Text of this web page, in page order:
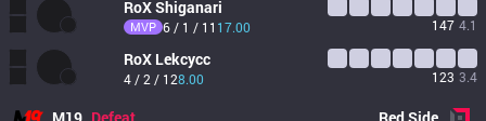
RoXShiganari
MVP 6 / 1 / 11 17.00 147 4.1
RoX Lekcycc
4 / 2 / 128.00 123 3.4